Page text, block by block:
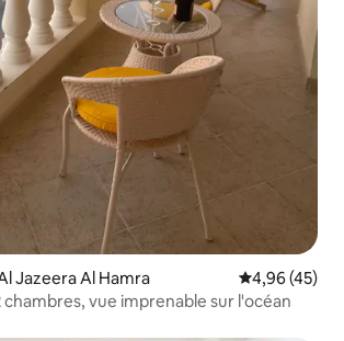
Jazeera Al Hamra Évaluation
4,96 (45)
chambres, vue imprenable sur l'océan